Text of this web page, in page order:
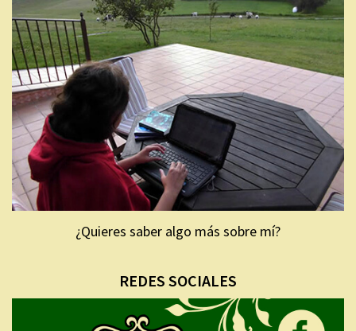
¿Quieres saber algo más sobre mí?
REDES SOCIALES